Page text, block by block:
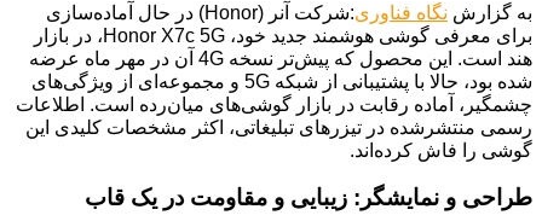
به گزارش نگاه فناوری
:شرکت آنر (Honor) در حال آماده‌سازی
برای معرفی گوشی هوشمند جدید خود، Honor X7c 5G، در بازار
هند است. این محصول که پیش‌تر نسخه 4G آن در مهر ماه عرضه
شده بود، حالا با پشتیبانی از شبکه 5G و مجموعه‌ای از ویژگی‌های
چشمگیر، آماده رقابت در بازار گوشی‌های میان‌رده است. اطلاعات
رسمی منتشرشده در تیزرهای تبلیغاتی، اکثر مشخصات کلیدی این
گوشی را فاش کرده‌اند.
طراحی و نمایشگر: زیبایی و مقاومت در یک قاب